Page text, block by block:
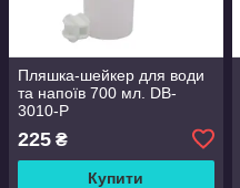
Пляшка-шейкер для води
та напоїв 700 мл. DB-
3010-Р
225 ₴
Купити